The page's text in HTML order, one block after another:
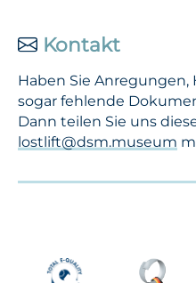
Kontakt
Haben Sie
sogar fehlende
Dann teilen Sie uns
lostlift@dsm.museum